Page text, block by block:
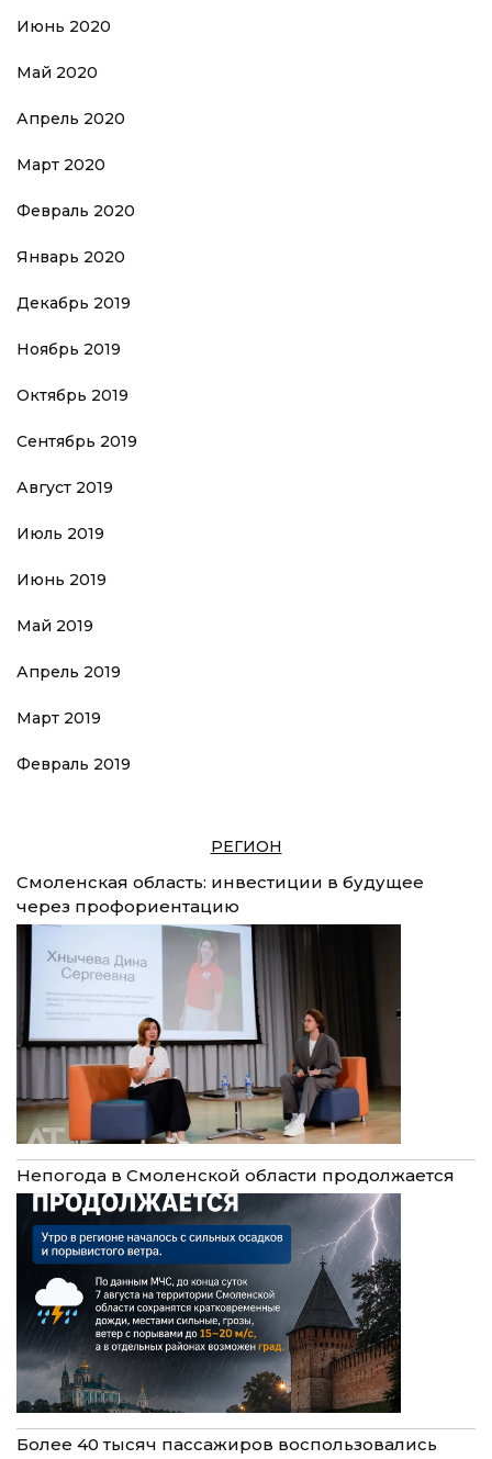
Июнь 2020
Май 2020
Апрель 2020
Март 2020
Февраль 2020
Январь 2020
Декабрь 2019
Ноябрь 2019
Октябрь 2019
Сентябрь 2019
Август 2019
Июль 2019
Июнь 2019
Май 2019
Апрель 2019
Март 2019
Февраль 2019
РЕГИОН
Смоленская область: инвестиции в будущее
через профориентацию
Непогода в Смоленской области продолжается
Более 40 тысяч пассажиров воспользовались